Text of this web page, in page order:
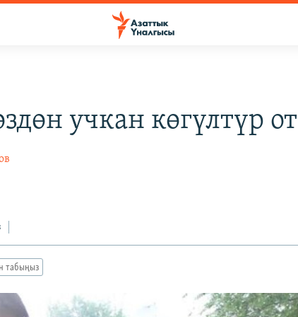
учкан көгүлтүр от
табыңыз